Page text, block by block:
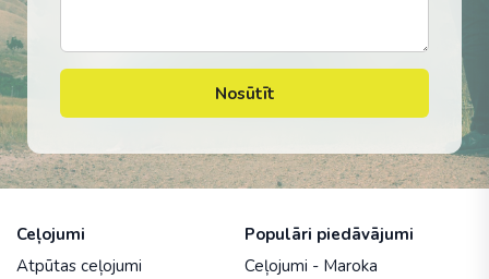
Nosūtīt
Ceļojumi
Atpūtas ceļojumi
Populāri piedāvājumi
Ceļojumi - Maroka